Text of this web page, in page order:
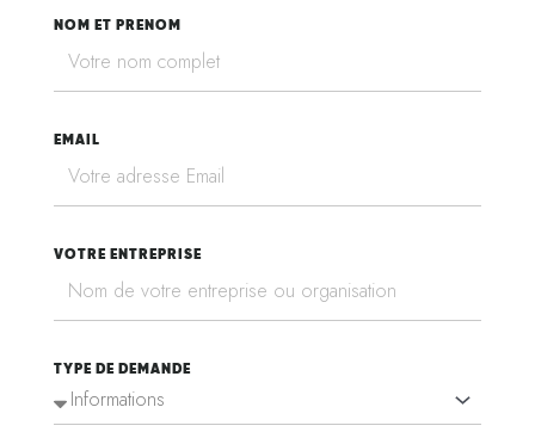
NOM ET PRENOM
EMAIL
VOTRE ENTREPRISE
TYPE DE DEMANDE